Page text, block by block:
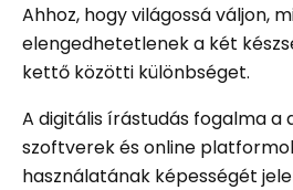
Ahhoz, hogy világossá váljon,
elengedhetetlenek a két
kettő közötti különbséget.
A digitális írástudás fogalma a
szoftverek és online
használatának képességét